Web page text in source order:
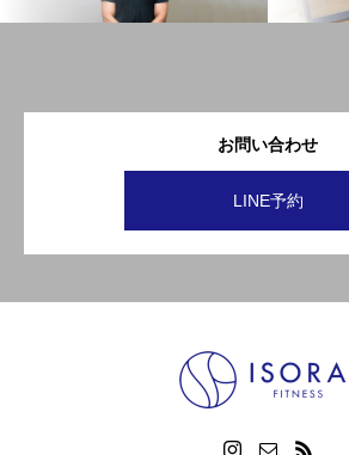
お問い合わせ
LINE予約